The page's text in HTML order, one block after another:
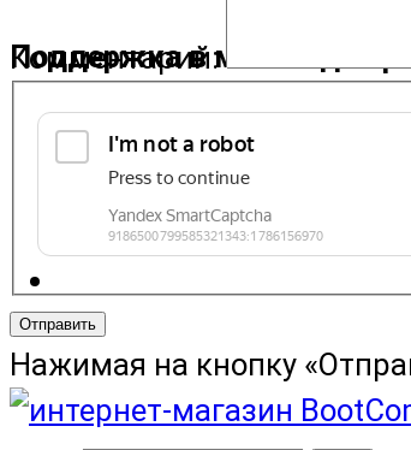
Поддержка в мессенджере
Комментарий:
Отправить
Нажимая на кнопку